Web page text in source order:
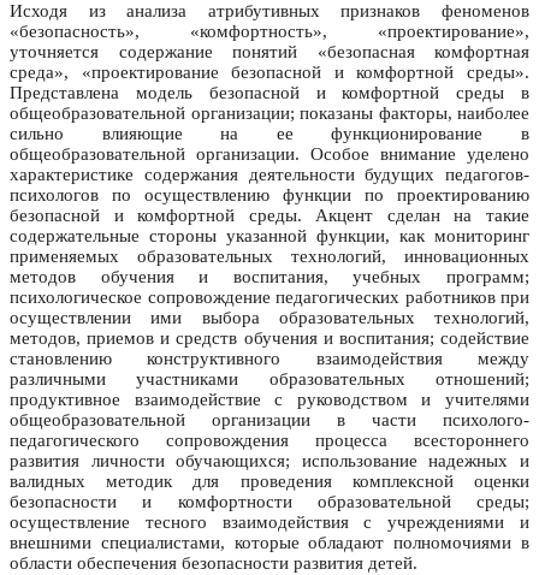
Исходя из анализа атрибутивных признаков феноменов
«безопасность», «комфортность», «проектирование»,
уточняется содержание понятий «безопасная комфортная
среда», «проектирование безопасной и комфортной среды».
Представлена модель безопасной и комфортной среды в
общеобразовательной организации; показаны факторы, наиболее
сильно влияющие на ее функционирование в
общеобразовательной организации. Особое внимание уделено
характеристике содержания деятельности будущих педагогов-
психологов по осуществлению функции по проектированию
безопасной и комфортной среды. Акцент сделан на такие
содержательные стороны указанной функции, как мониторинг
применяемых образовательных технологий, инновационных
методов обучения и воспитания, учебных программ;
психологическое сопровождение педагогических работников при
осуществлении ими выбора образовательных технологий,
методов, приемов и средств обучения и воспитания; содействие
становлению конструктивного взаимодействия между
различными участниками образовательных отношений;
продуктивное взаимодействие с руководством и учителями
общеобразовательной организации в части психолого-
педагогического сопровождения процесса всестороннего
развития личности обучающихся; использование надежных и
валидных методик для проведения комплексной оценки
безопасности и комфортности образовательной среды;
осуществление тесного взаимодействия с учреждениями и
внешними специалистами, которые обладают полномочиями в
области обеспечения безопасности развития детей.